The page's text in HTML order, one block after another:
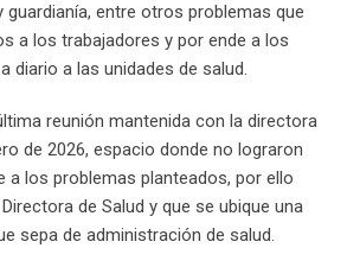
guardianía, entre otros problemas que
a los trabajadores y por ende a los
diario a las unidades de salud.
reunión mantenida con la directora
de 2026, espacio donde no lograron
a los problemas planteados, por ello
de Salud y que se ubique una
sepa de administración de salud.